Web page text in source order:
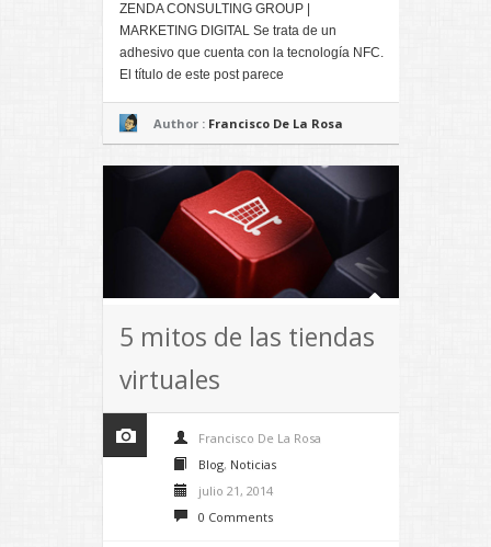
ZENDA CONSULTING GROUP |
MARKETING DIGITAL Se trata de un
adhesivo que cuenta con la tecnología NFC.
El título de este post parece
Author : Francisco De La Rosa
5 mitos de las tiendas
virtuales
Francisco De La Rosa
Blog, Noticias
julio 21, 2014
0 Comments